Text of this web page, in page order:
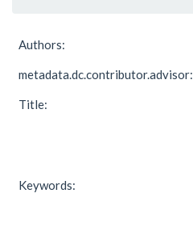
Authors:
metadata.dc.contributor.advisor:
Title:
Keywords: